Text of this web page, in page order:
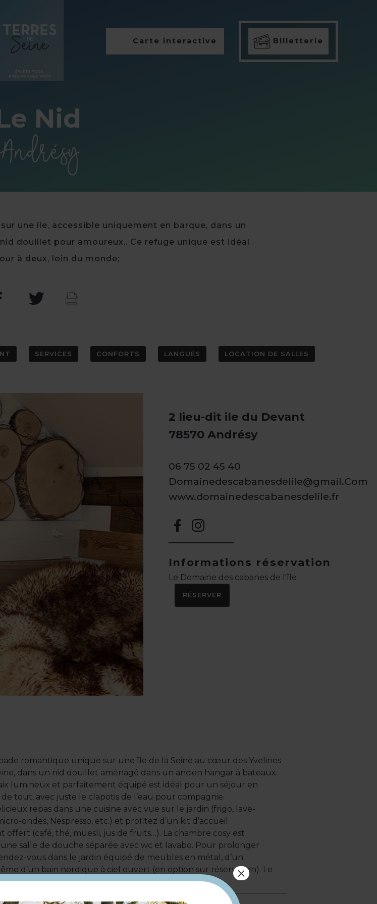
Carte interactive Billetterie
Nid
une île, accessible uniquement en barque, dans un
douillet pour amoureux.. Ce refuge unique est idéal
à deux, loin du monde;
SERVICES CONFORTS LANGUES LOCATION DE SALLES
2 lieu-dit ile du Devant
78570 Andrésy
06 75 02 45 40
Domainedescabanesdelile@gmail.Com
www.domainedescabanesdelile.fr
Informations réservation
Le Domaine des cabanes de l'île
RÉSERVER
romantique unique sur une île de la Seine au cœur des Yvelines
dans un nid douillet aménagé dans un ancien hangar à bateaux.
lumineux et parfaitement équipé est idéal pour un séjour en
tout, avec juste le clapotis de l’eau pour compagnie.
repas dans une cuisine avec vue sur le jardin (frigo, lave-
ondes, Nespresso, etc.) et profitez d’un kit d’accueil
offert (café, thé, muesli, jus de fruits…). La chambre cosy est
salle de douche séparée avec wc et lavabo. Pour prolonger
vous dans le jardin équipé de meubles en métal, d’un
d’un bain nordique à ciel ouvert (en option sur réservation). Le
créer des souvenirs inoubliables à deux !
×